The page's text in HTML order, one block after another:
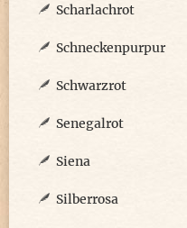
Scharlachrot
Schneckenpurpur
Schwarzrot
Senegalrot
Siena
Silberrosa